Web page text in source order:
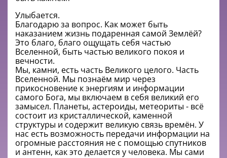
Улыбается.
Благодарю за вопрос. Как может быть
наказанием жизнь подаренная самой Землёй?
Это благо, благо ощущать себя частью
Вселенной, быть частью великого покоя и
вечности.
Мы, камни, есть часть Великого целого. Часть
Вселенной. Мы познаём мир через
прикосновение к энергиям и информации
самого Бога, мы включаем в себя великий его
замысел. Планеты, астероиды, метеориты - всё
состоит из кристаллической, каменной
структуры и содержит великую связь времён. У
нас есть возможность передачи информации на
огромные расстояния не с помощью спутников
и антенн, как это делается у человека. Мы сами